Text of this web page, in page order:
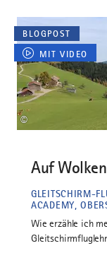
BLOGPOST
MIT VIDEO
©
Auf
GLEITSCHIRM-
ACADEMY,
Wie erzähle ich